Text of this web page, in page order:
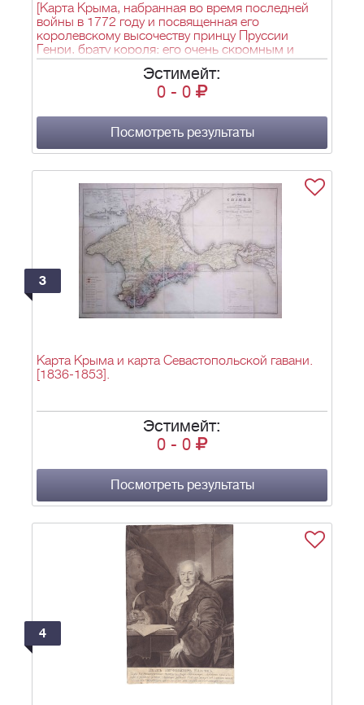
[Карта Крыма, набранная во время последней
войны в 1772 году и посвященная его
королевскому высочеству принцу Пруссии
Генри, брату короля; его очень скромным и
покорным слугой Кинсбергеном... Рыцарь
Военного ордена Святого Георгия России 18
января 1776] Carte de la Crimée levée pendant la
Royale Monseigneur le Prince Henri de Prusse frère
du roi; par son très humble et très obeissant
serviteur de Kinsbergen Capitaine de Haut-bord ou
militaire de St. George de Russie le 18. janv. 1776. -
1 л.; 80x90 см.
Эстимейт:
0 - 0
Посмотреть результаты
3
Карта Крыма и карта Севастопольской гавани.
[1836-1853].
Эстимейт:
0 - 0
Посмотреть результаты
4